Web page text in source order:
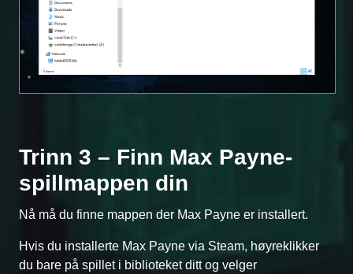
Trinn 3 – Finn Max Payne-
spillmappen din
Nå må du finne mappen der Max Payne er installert.
Hvis du installerte Max Payne via Steam, høyreklikker
du bare på spillet i biblioteket ditt og velger